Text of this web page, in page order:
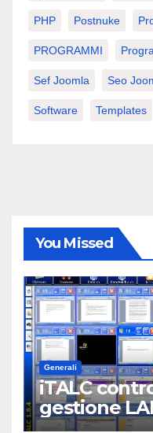
PHP Postnuke
PROGRAMMI
Sef Joomla Seo
Software Templates
You Missed
Generali
iTALC
gestione